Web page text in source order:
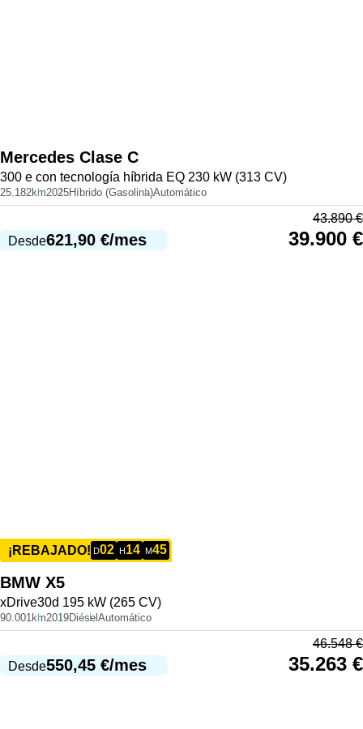
Mercedes Clase C
300 e con tecnología híbrida EQ 230 kW (313 CV)
25.182km2025Híbrido (Gasolina)Automático
Desde621,90 €/mes
43.890€
39.900 €
¡REBAJADO! D02 H14 M45
BMW X5
xDrive30d 195 kW (265 CV)
90.001km2019Diésel Automático
Desde550,45 €/mes
46.548€
35.263 €